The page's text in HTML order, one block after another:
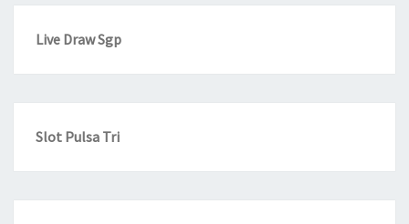
Live Draw Sgp
Slot Pulsa Tri